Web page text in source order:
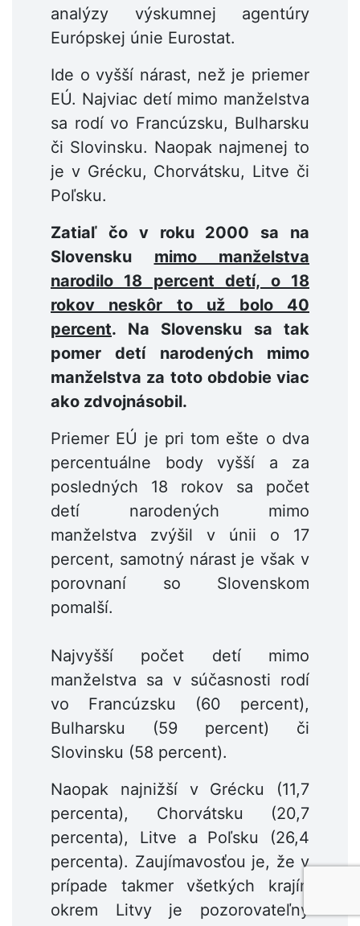
analýzy výskumnej agentúry
Európskej únie Eurostat.
Ide o vyšší nárast, než je priemer
EÚ. Najviac detí mimo manželstva
sa rodí vo Francúzsku, Bulharsku
či Slovinsku. Naopak najmenej to
je v Grécku, Chorvátsku, Litve či
Poľsku.
Zatiaľ čo v roku 2000 sa na
Slovensku mimo manželstva
narodilo 18 percent detí, o 18
rokov neskôr to už bolo 40
percent. Na Slovensku sa tak
pomer detí narodených mimo
manželstva za toto obdobie viac
ako zdvojnásobil.
Priemer EÚ je pri tom ešte o dva
percentuálne body vyšší a za
posledných 18 rokov sa počet
detí narodených mimo
manželstva zvýšil v únii o 17
percent, samotný nárast je však v
porovnaní so Slovenskom
pomalší.
Najvyšší počet detí mimo
manželstva sa v súčasnosti rodí
vo Francúzsku (60 percent),
Bulharsku (59 percent) či
Slovinsku (58 percent).
Naopak najnižší v Grécku (11,7
percenta), Chorvátsku (20,7
percenta), Litve a Poľsku (26,4
percenta). Zaujímavosťou je, že v
prípade takmer všetkých krajín
okrem Litvy je pozorovateľný